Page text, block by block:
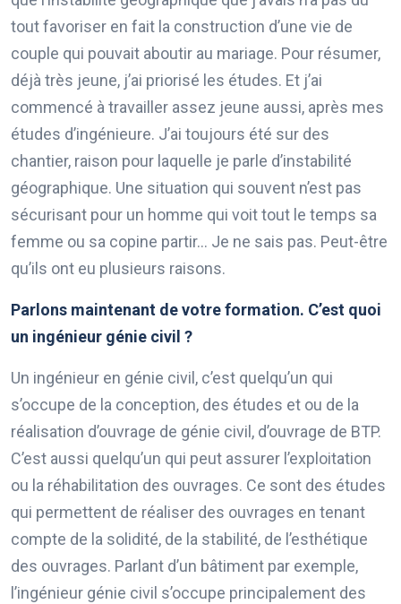
tout favoriser en fait la construction d’une vie de
couple qui pouvait aboutir au mariage. Pour résumer,
déjà très jeune, j’ai priorisé les études. Et j’ai
commencé à travailler assez jeune aussi, après mes
études d’ingénieure. J’ai toujours été sur des
chantier, raison pour laquelle je parle d’instabilité
géographique. Une situation qui souvent n’est pas
sécurisant pour un homme qui voit tout le temps sa
femme ou sa copine partir… Je ne sais pas. Peut-être
qu’ils ont eu plusieurs raisons.
Parlons maintenant de votre formation. C’est quoi
un ingénieur génie civil ?
Un ingénieur en génie civil, c’est quelqu’un qui
s’occupe de la conception, des études et ou de la
réalisation d’ouvrage de génie civil, d’ouvrage de BTP.
C’est aussi quelqu’un qui peut assurer l’exploitation
ou la réhabilitation des ouvrages. Ce sont des études
qui permettent de réaliser des ouvrages en tenant
compte de la solidité, de la stabilité, de l’esthétique
des ouvrages. Parlant d’un bâtiment par exemple,
l’ingénieur génie civil s’occupe principalement des